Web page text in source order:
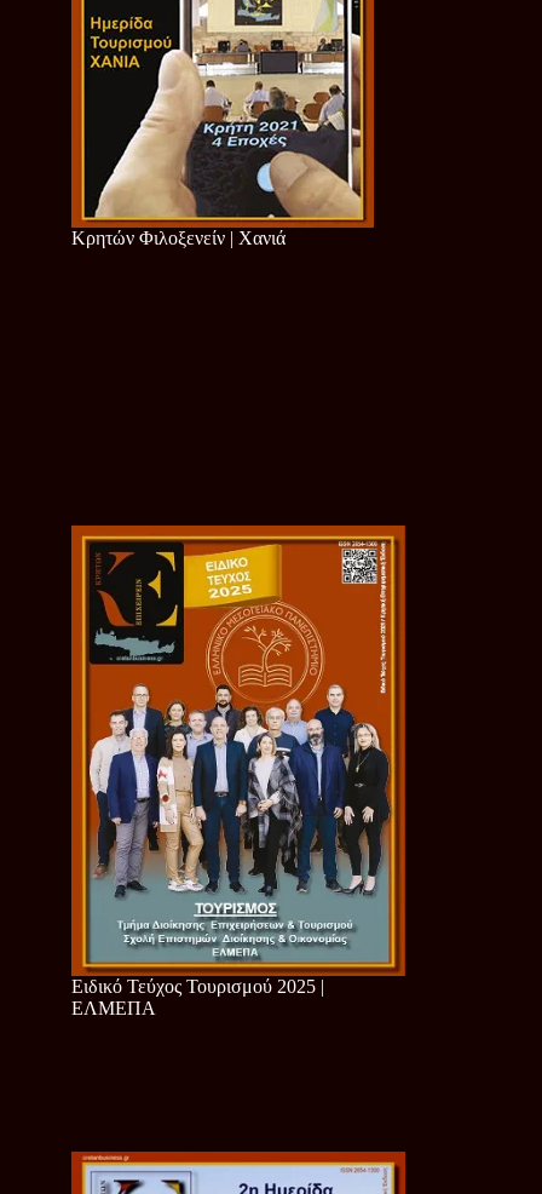
Κρητών Φιλοξενείν | Χανιά
Ειδικό Τεύχος Τουρισμού 2025 |
ΕΛΜΕΠΑ